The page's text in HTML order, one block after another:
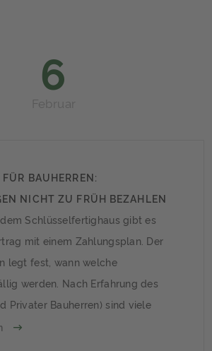
6
Februar
BAUHERREN:
NICHT ZU FRÜH BEZAHLEN
Schlüsselfertighaus gibt es
mit einem Zahlungsplan. Der
legt fest, wann welche
werden. Nach Erfahrung des
Privater Bauherren) sind viele
überzogen: Die Höhe der ersten